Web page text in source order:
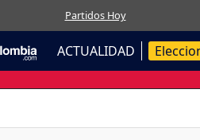
Partidos Hoy
ACTUALIDAD